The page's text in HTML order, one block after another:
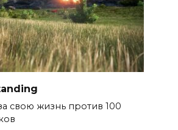
свою жизнь против 100